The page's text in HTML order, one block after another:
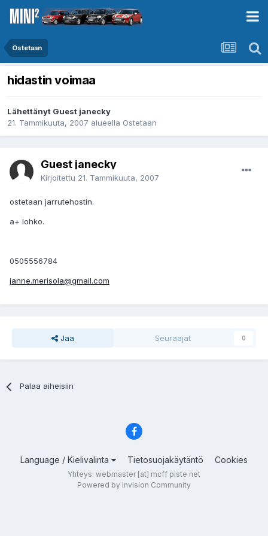
Ostetaan
hidastin voimaa
Lähettänyt Guest janecky
21. Tammikuuta, 2007 alueella Ostetaan
Guest janecky
Kirjoitettu 21. Tammikuuta, 2007
ostetaan jarrutehostin.
a+ lohko.
0505556784
janne.merisola@gmail.com
Jaa Seuraajat 0
Palaa aiheisiin
Language / Kielivalinta Tietosuojakäytäntö Cookies
Yhteys: webmaster [at] mcff piste net
Powered by Invision Community